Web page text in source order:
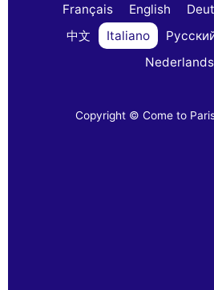
Français English
中文
Italiano
Nederlands
Copyright © Come to